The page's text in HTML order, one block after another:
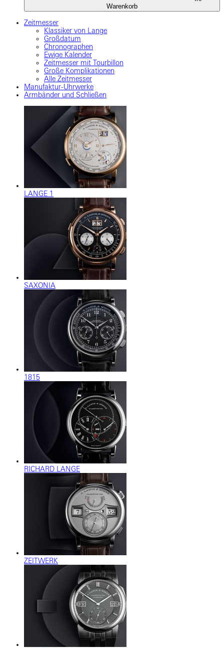
Warenkorb
Zeitmesser
Klassiker von Lange
Großdatum
Chronographen
Ewige Kalender
Zeitmesser mit Tourbillon
Große Komplikationen
Alle Zeitmesser
Manufaktur-Uhrwerke
Armbänder und Schließen
LANGE 1
SAXONIA
1815
RICHARD LANGE
ZEITWERK